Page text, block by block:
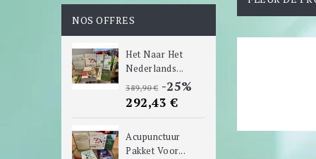
NOS OFFRES
Het Naar Het
Nederlands...
389,90 € -25%
292,43 €
Acupunctuur
Pakket Voor...